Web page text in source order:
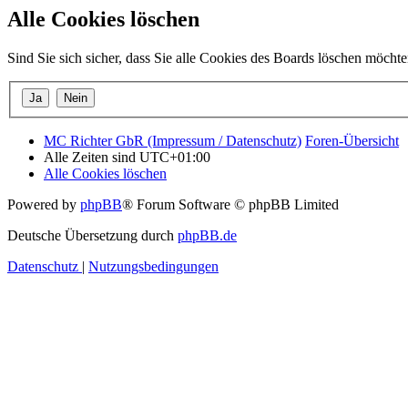
Alle Cookies löschen
Sind Sie sich sicher, dass Sie alle Cookies des Boards löschen
MC Richter GbR (Impressum / Datenschutz) Foren-Übersicht
Alle Zeiten sind UTC+01:00
Alle Cookies löschen
Powered by phpBB® Forum Software © phpBB Limited
Deutsche Übersetzung durch phpBB.de
Datenschutz | Nutzungsbedingungen